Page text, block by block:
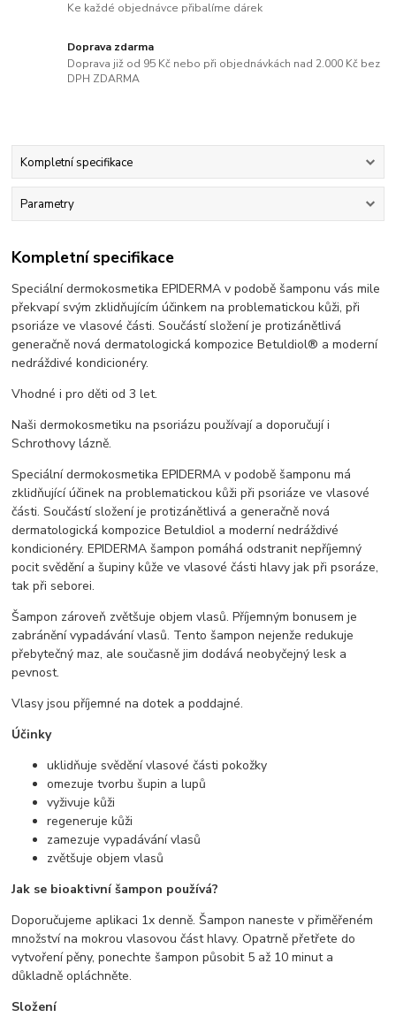
Ke každé objednávce přibalíme dárek
Doprava zdarma
Doprava již od 95 Kč nebo při objednávkách nad 2.000 Kč bez
DPH ZDARMA
Kompletní specifikace
Parametry
Kompletní specifikace
Speciální dermokosmetika EPIDERMA v podobě šamponu vás mile
překvapí svým zklidňujícím účinkem na problematickou kůži, při
psoriáze ve vlasové části. Součástí složení je protizánětlivá
generačně nová dermatologická kompozice Betuldiol® a moderní
nedráždivé kondicionéry.
Vhodné i pro děti od 3 let.
Naši dermokosmetiku na psoriázu používají a doporučují i
Schrothovy lázně.
Speciální dermokosmetika EPIDERMA v podobě šamponu má
zklidňující účinek na problematickou kůži při psoriáze ve vlasové
části. Součástí složení je protizánětlivá a generačně nová
dermatologická kompozice Betuldiol a moderní nedráždivé
kondicionéry. EPIDERMA šampon pomáhá odstranit nepříjemný
pocit svědění a šupiny kůže ve vlasové části hlavy jak při psoráze,
tak při seborei.
Šampon zároveň zvětšuje objem vlasů. Příjemným bonusem je
zabránění vypadávání vlasů. Tento šampon nejenže redukuje
přebytečný maz, ale současně jim dodává neobyčejný lesk a
pevnost.
Vlasy jsou příjemné na dotek a poddajné.
Účinky
uklidňuje svědění vlasové části pokožky
omezuje tvorbu šupin a lupů
vyživuje kůži
regeneruje kůži
zamezuje vypadávání vlasů
zvětšuje objem vlasů
Jak se bioaktivní šampon používá?
Doporučujeme aplikaci 1x denně. Šampon naneste v přiměřeném
množství na mokrou vlasovou část hlavy. Opatrně přetřete do
vytvoření pěny, ponechte šampon působit 5 až 10 minut a
důkladně opláchněte.
Složení